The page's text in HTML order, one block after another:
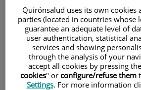
El Dr. Torremadé de
Teknon participa en un
expertos para discutir
avances en el
disfunción eréctil
Quirónsalud uses its own cookies
parties (located in countries whose
guarantee an adequate level of
user authentication, statistical
services and showing
through the analysis of your
accept all cookies by pressing
cookies" or configure/refuse them
Settings. For more information